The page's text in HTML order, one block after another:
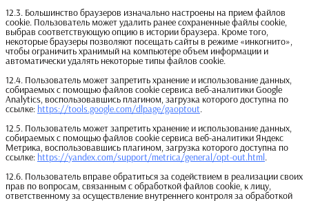
12.3. Большинство браузеров изначально настроены на прием файлов
cookie. Пользователь может удалить ранее сохраненные файлы сookie,
выбрав соответствующую опцию в истории браузера. Кроме того,
некоторые браузеры позволяют посещать сайты в режиме «инкогнито»,
чтобы ограничить хранимый на компьютере объем информации и
автоматически удалять некоторые типы файлов cookie.
12.4. Пользователь может запретить хранение и использование данных,
собираемых с помощью файлов cookie сервиса веб-аналитики Google
Analytics, воспользовавшись плагином, загрузка которого доступна по
ссылке: https://tools.google.com/dlpage/gaoptout.
12.5. Пользователь может запретить хранение и использование данных,
собираемых с помощью файлов cookie сервиса веб-аналитики Яндекс
Метрика, воспользовавшись плагином, загрузка которого доступна по
ссылке: https://yandex.com/support/metrica/general/opt-out.html.
12.6. Пользователь вправе обратиться за содействием в реализации своих
прав по вопросам, связанным с обработкой файлов cookie, к лицу,
ответственному за осуществление внутреннего контроля за обработкой